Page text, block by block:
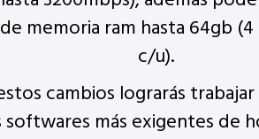
memoria ram hasta 64gb
c/u).
cambios lograrás
softwares más exigentes de